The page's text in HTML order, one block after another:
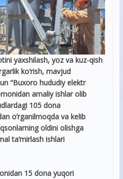
yaxshilash, yoz va kuz-qish
ko‘rish, mavjud
“Buxoro hududiy elektr
amaliy ishlar olib
105 dona
o’rganilmoqda va kelib
oldini olishga
ta’mirlash ishlari
15 dona yuqori